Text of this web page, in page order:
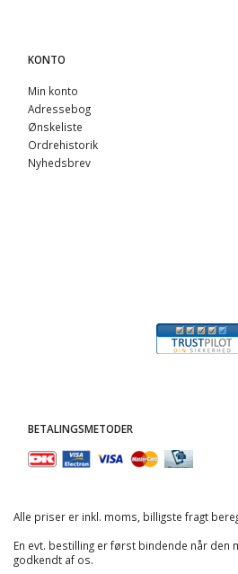
KONTO
Min konto
Adressebog
Ønskeliste
Ordrehistorik
Nyhedsbrev
BETALINGSMETODER
Alle priser er inkl. moms, billigste fragt
En evt. bestilling er først bindende når
godkendt af os.